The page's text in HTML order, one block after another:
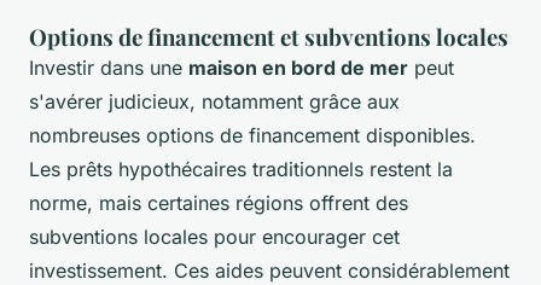
Options de financement et subventions locales
Investir dans une maison en bord de mer peut
s'avérer judicieux, notamment grâce aux
nombreuses options de financement disponibles.
Les prêts hypothécaires traditionnels restent la
norme, mais certaines régions offrent des
subventions locales pour encourager cet
investissement. Ces aides peuvent considérablement